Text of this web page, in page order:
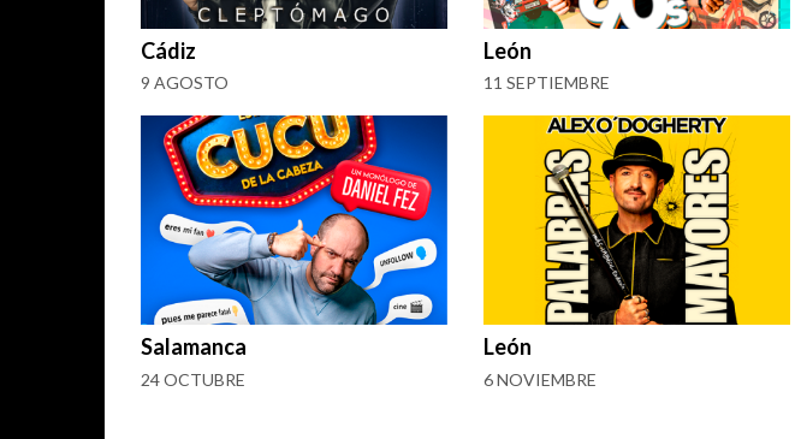
Cádiz
9 AGOSTO
León
11 SEPTIEMBRE
Salamanca
24 OCTUBRE
León
6 NOVIEMBRE